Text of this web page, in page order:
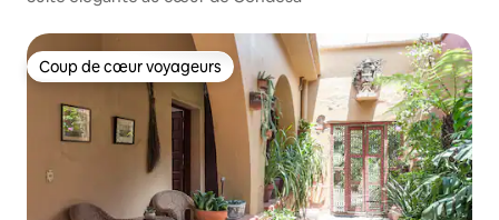
Coup de cœur voyageurs
Coup de cœur voyageurs